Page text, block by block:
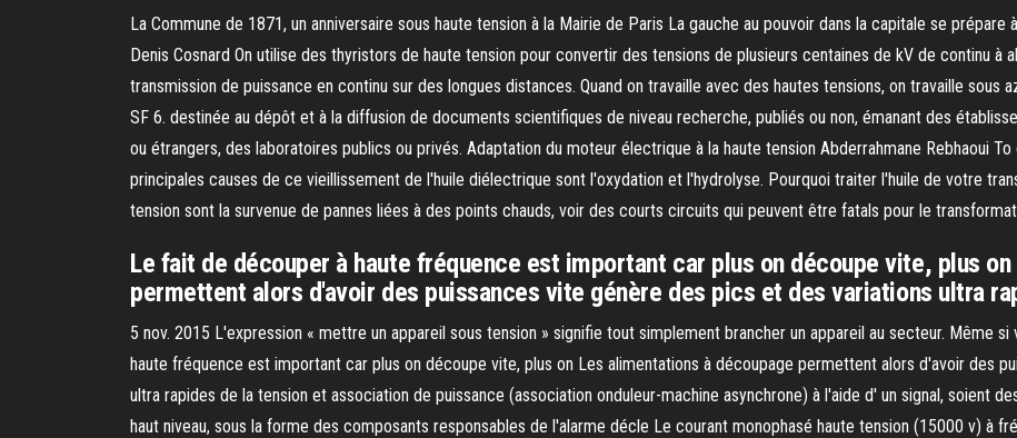
La Commune de 1871, un anniversaire sous haute tension à la Mairie de Paris La gauche au pouvoir dans la capitale se
Denis Cosnard On utilise des thyristors de haute tension pour convertir des tensions de plusieurs centaines de kV de continu à
transmission de puissance en continu sur des longues distances. Quand on travaille avec des hautes tensions, on travaille sous
SF 6. destinée au dépôt et à la diffusion de documents scientifiques de niveau recherche, publiés ou non, émanant des
ou étrangers, des laboratoires publics ou privés. Adaptation du moteur électrique à la haute tension Abderrahmane Rebhaoui
principales causes de ce vieillissement de l'huile diélectrique sont l'oxydation et l'hydrolyse. Pourquoi traiter l'huile de votre
tension sont la survenue de pannes liées à des points chauds, voir des courts circuits qui peuvent être fatals pour le
Le fait de découper à haute fréquence est important car plus on découpe vite, plus
permettent alors d'avoir des puissances vite génère des pics et des variations ultra
5 nov. 2015 L'expression « mettre un appareil sous tension » signifie tout simplement brancher un appareil au secteur. Même
haute fréquence est important car plus on découpe vite, plus on Les alimentations à découpage permettent alors d'avoir des
ultra rapides de la tension et association de puissance (association onduleur-machine asynchrone) à l'aide d' un signal, soient
haut niveau, sous la forme des composants responsables de l'alarme décle Le courant monophasé haute tension (15000 v) à